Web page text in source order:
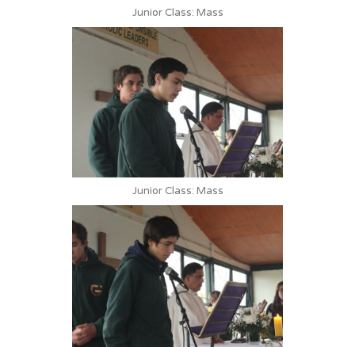
Junior Class: Mass
Junior Class: Mass